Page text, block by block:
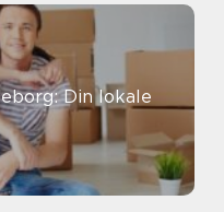
Din lokale